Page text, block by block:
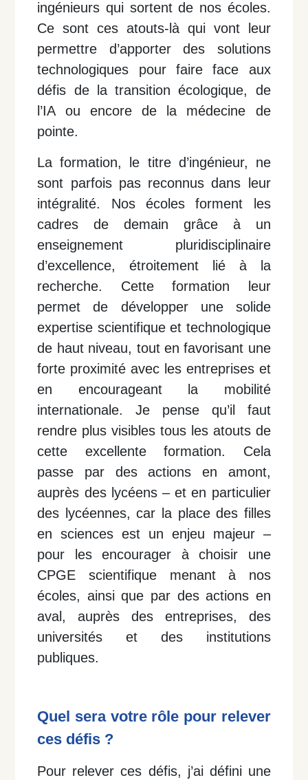
ingénieurs qui sortent de nos écoles.
Ce sont ces atouts-là qui vont leur
permettre d’apporter des solutions
technologiques pour faire face aux
défis de la transition écologique, de
l’IA ou encore de la médecine de
pointe.
La formation, le titre d’ingénieur, ne
sont parfois pas reconnus dans leur
intégralité. Nos écoles forment les
cadres de demain grâce à un
enseignement pluridisciplinaire
d’excellence, étroitement lié à la
recherche. Cette formation leur
permet de développer une solide
expertise scientifique et technologique
de haut niveau, tout en favorisant une
forte proximité avec les entreprises et
en encourageant la mobilité
internationale.
Je pense qu’il faut
rendre plus visibles tous les atouts de
cette excellente formation. Cela
passe par des actions en amont,
auprès des lycéens – et en particulier
des lycéennes, car la place des filles
en sciences est un enjeu majeur –
pour les encourager à choisir une
CPGE scientifique menant à nos
écoles, ainsi que par des actions en
aval, auprès des entreprises, des
universités et des institutions
publiques.
Quel sera votre rôle pour relever
ces défis ?
Pour relever ces défis, j’ai défini une